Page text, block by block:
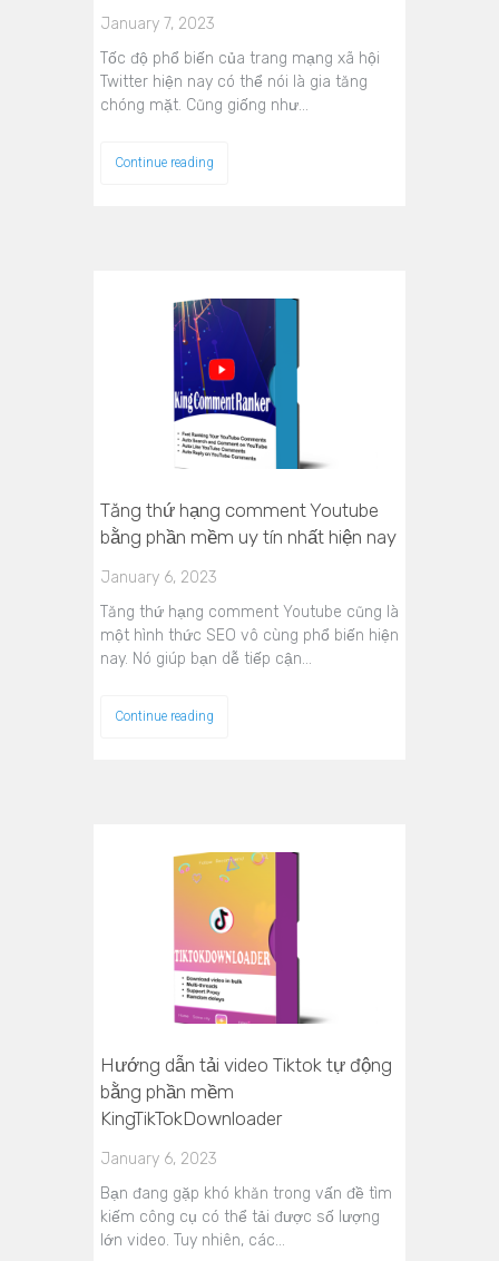
January 7, 2023
Tốc độ phổ biến của trang mạng xã hội
Twitter hiện nay có thể nói là gia tăng
chóng mặt. Cũng giống như…
Continue reading
Tăng thứ hạng comment Youtube
bằng phần mềm uy tín nhất hiện nay
January 6, 2023
Tăng thứ hạng comment Youtube cũng là
một hình thức SEO vô cùng phổ biến hiện
nay. Nó giúp bạn dễ tiếp cận…
Continue reading
Hướng dẫn tải video Tiktok tự động
bằng phần mềm
KingTikTokDownloader
January 6, 2023
Bạn đang gặp khó khăn trong vấn đề tìm
kiếm công cụ có thể tải được số lượng
lớn video. Tuy nhiên, các…